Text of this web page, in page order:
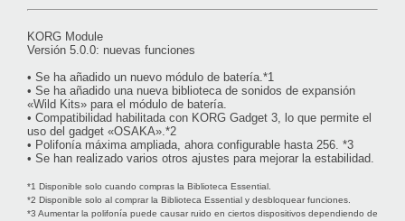
KORG Module
Versión 5.0.0: nuevas funciones
• Se ha añadido un nuevo módulo de batería.*1
• Se ha añadido una nueva biblioteca de sonidos de expansión
«Wild Kits» para el módulo de batería.
• Compatibilidad habilitada con KORG Gadget 3, lo que permite el
uso del gadget «OSAKA».*2
• Polifonía máxima ampliada, ahora configurable hasta 256. *3
• Se han realizado varios otros ajustes para mejorar la estabilidad.
*1 Disponible solo cuando compras la Biblioteca Essential.
*2 Disponible solo al comprar la Biblioteca Essential y desbloquear funciones.
*3 Aumentar la polifonía puede causar ruido en ciertos dispositivos dependiendo de